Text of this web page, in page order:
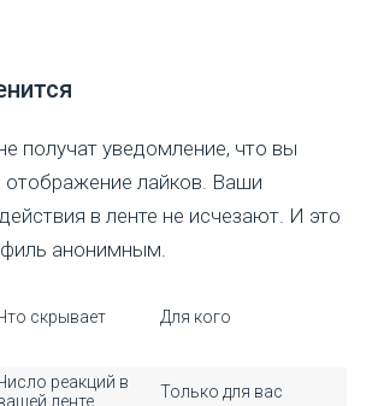
получат уведомление, что вы
отображение лайков. Ваши
в ленте не исчезают. И это
анонимным.
скрывает Для кого
реакций в
ленте
Только для вас